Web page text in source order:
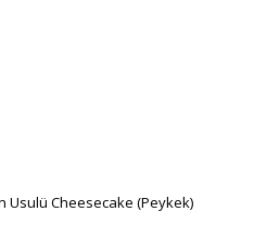
Usulü Cheesecake (Peykek)